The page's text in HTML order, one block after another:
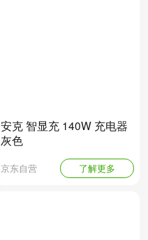
安克 智显充 140W 充电器
灰色
京东自营 了解更多